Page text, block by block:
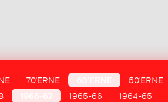
70'ERNE 50'ERNE
1965-66 1964-65